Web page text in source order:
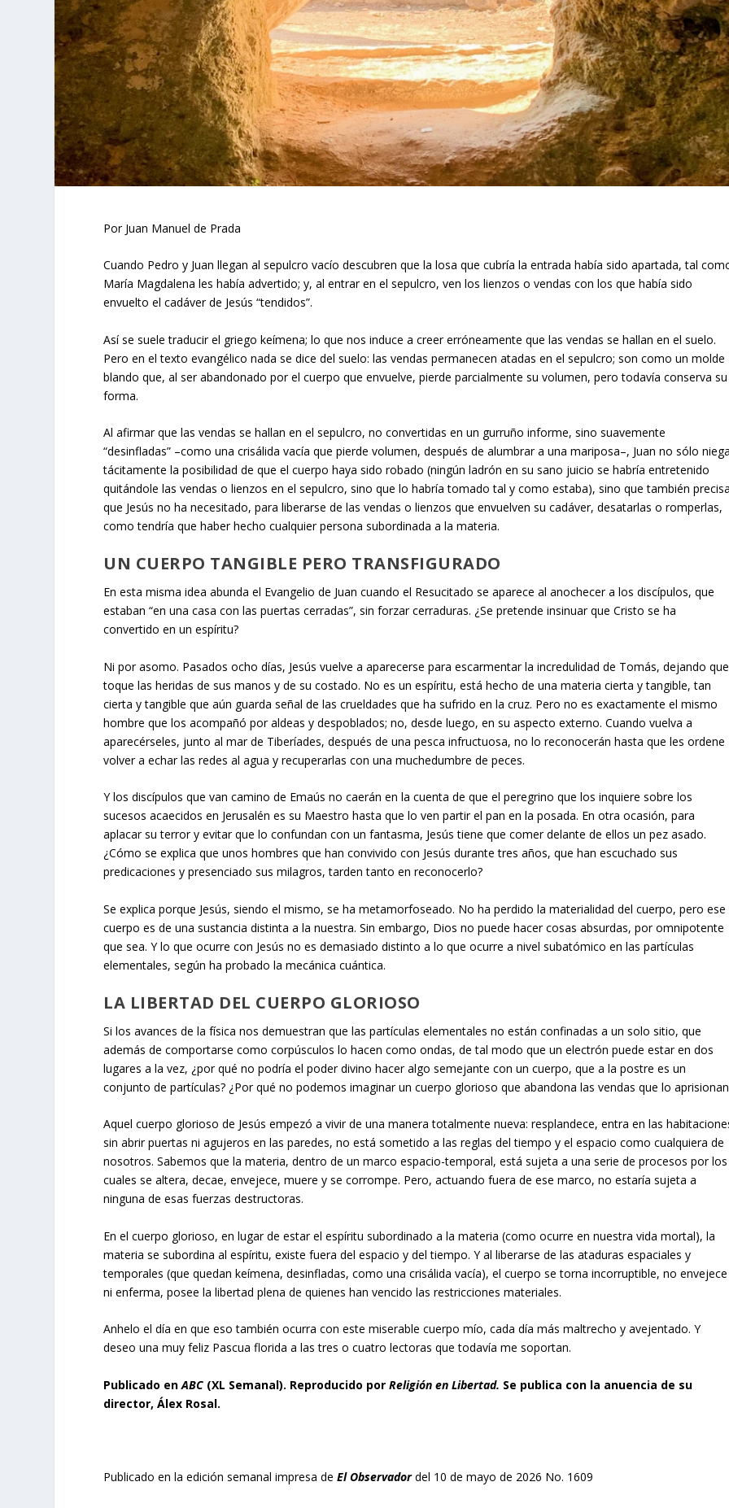
Por Juan Manuel de Prada
Cuando Pedro y Juan llegan al sepulcro vacío descubren que la losa que cubría la entrada había sido apartada, tal
María Magdalena les había advertido; y, al entrar en el sepulcro, ven los lienzos o vendas con los que había sido
envuelto el cadáver de Jesús “tendidos”.
Así se suele traducir el griego keímena; lo que nos induce a creer erróneamente que las vendas se hallan en el suelo.
Pero en el texto evangélico nada se dice del suelo: las vendas permanecen atadas en el sepulcro; son como un molde
blando que, al ser abandonado por el cuerpo que envuelve, pierde parcialmente su volumen, pero todavía conserva su
forma.
Al afirmar que las vendas se hallan en el sepulcro, no convertidas en un gurruño informe, sino suavemente
“desinfladas” –como una crisálida vacía que pierde volumen, después de alumbrar a una mariposa–, Juan no sólo
tácitamente la posibilidad de que el cuerpo haya sido robado (ningún ladrón en su sano juicio se habría entretenido
quitándole las vendas o lienzos en el sepulcro, sino que lo habría tomado tal y como estaba), sino que también
que Jesús no ha necesitado, para liberarse de las vendas o lienzos que envuelven su cadáver, desatarlas o romperlas,
como tendría que haber hecho cualquier persona subordinada a la materia.
UN CUERPO TANGIBLE PERO TRANSFIGURADO
En esta misma idea abunda el Evangelio de Juan cuando el Resucitado se aparece al anochecer a los discípulos, que
estaban “en una casa con las puertas cerradas”, sin forzar cerraduras. ¿Se pretende insinuar que Cristo se ha
convertido en un espíritu?
Ni por asomo. Pasados ocho días, Jesús vuelve a aparecerse para escarmentar la incredulidad de Tomás, dejando que
toque las heridas de sus manos y de su costado. No es un espíritu, está hecho de una materia cierta y tangible, tan
cierta y tangible que aún guarda señal de las crueldades que ha sufrido en la cruz. Pero no es exactamente el mismo
hombre que los acompañó por aldeas y despoblados; no, desde luego, en su aspecto externo. Cuando vuelva a
aparecérseles, junto al mar de Tiberíades, después de una pesca infructuosa, no lo reconocerán hasta que les ordene
volver a echar las redes al agua y recuperarlas con una muchedumbre de peces.
Y los discípulos que van camino de Emaús no caerán en la cuenta de que el peregrino que los inquiere sobre los
sucesos acaecidos en Jerusalén es su Maestro hasta que lo ven partir el pan en la posada. En otra ocasión, para
aplacar su terror y evitar que lo confundan con un fantasma, Jesús tiene que comer delante de ellos un pez asado.
¿Cómo se explica que unos hombres que han convivido con Jesús durante tres años, que han escuchado sus
predicaciones y presenciado sus milagros, tarden tanto en reconocerlo?
Se explica porque Jesús, siendo el mismo, se ha metamorfoseado. No ha perdido la materialidad del cuerpo, pero ese
cuerpo es de una sustancia distinta a la nuestra. Sin embargo, Dios no puede hacer cosas absurdas, por omnipotente
que sea. Y lo que ocurre con Jesús no es demasiado distinto a lo que ocurre a nivel subatómico en las partículas
elementales, según ha probado la mecánica cuántica.
LA LIBERTAD DEL CUERPO GLORIOSO
Si los avances de la física nos demuestran que las partículas elementales no están confinadas a un solo sitio, que
además de comportarse como corpúsculos lo hacen como ondas, de tal modo que un electrón puede estar en dos
lugares a la vez, ¿por qué no podría el poder divino hacer algo semejante con un cuerpo, que a la postre es un
conjunto de partículas? ¿Por qué no podemos imaginar un cuerpo glorioso que abandona las vendas que lo
Aquel cuerpo glorioso de Jesús empezó a vivir de una manera totalmente nueva: resplandece, entra en las
sin abrir puertas ni agujeros en las paredes, no está sometido a las reglas del tiempo y el espacio como cualquiera de
nosotros. Sabemos que la materia, dentro de un marco espacio-temporal, está sujeta a una serie de procesos por los
cuales se altera, decae, envejece, muere y se corrompe. Pero, actuando fuera de ese marco, no estaría sujeta a
ninguna de esas fuerzas destructoras.
En el cuerpo glorioso, en lugar de estar el espíritu subordinado a la materia (como ocurre en nuestra vida mortal), la
materia se subordina al espíritu, existe fuera del espacio y del tiempo. Y al liberarse de las ataduras espaciales y
temporales (que quedan keímena, desinfladas, como una crisálida vacía), el cuerpo se torna incorruptible, no envejece
ni enferma, posee la libertad plena de quienes han vencido las restricciones materiales.
Anhelo el día en que eso también ocurra con este miserable cuerpo mío, cada día más maltrecho y avejentado. Y
deseo una muy feliz Pascua florida a las tres o cuatro lectoras que todavía me soportan.
Publicado enABC (XL Semanal). Reproducido por Religión en Libertad. Se publica con la anuencia de su
director, Álex Rosal.
Publicado en la edición semanal impresa deEl Observadordel 10 de mayo de 2026 No. 1609